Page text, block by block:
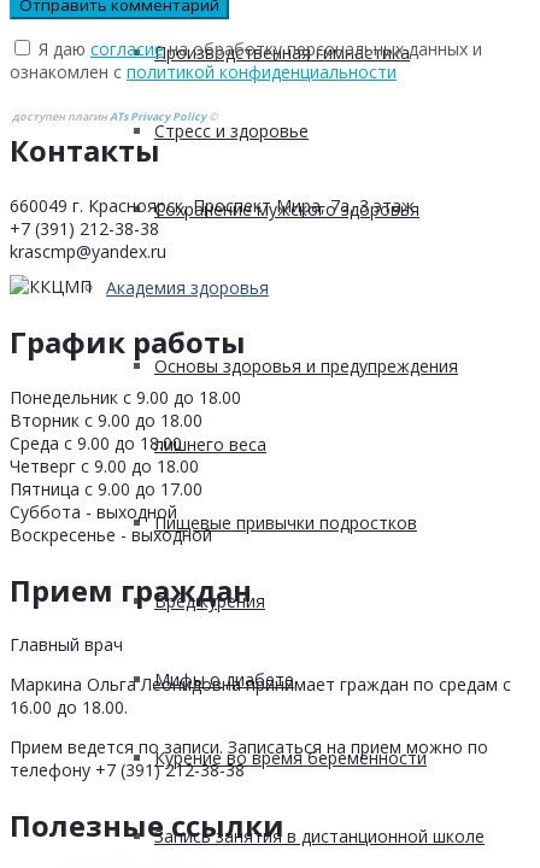
Производственная гимнастика
Стресс и здоровье
Сохранение мужского здоровья
Академия здоровья
Основы здоровья и предупреждения
лишнего веса
Пищевые привычки подростков
Вред курения
Мифы о диабете
Курение во время беременности
Запись занятия в дистанционной школе
Я даю согласиена обработку персональных данных и
ознакомлен с политикой конфиденциальности
доступен плагинATs Privacy Policy©
Контакты
660049 г. Красноярск, Проспект Мира, 7а, 3 этаж
+7 (391) 212-38-38
krascmp@yandex.ru
График работы
Понедельник с 9.00 до 18.00
Вторник с 9.00 до 18.00
Среда с 9.00 до 18.00
Четверг с 9.00 до 18.00
Пятница с 9.00 до 17.00
Суббота - выходной
Воскресенье - выходной
Прием граждан
Главный врач
Маркина Ольга Леонидовна принимает граждан по средам с
16.00 до 18.00.
Прием ведется по записи. Записаться на прием можно по
телефону +7 (391) 212-38-38
Полезные ссылки